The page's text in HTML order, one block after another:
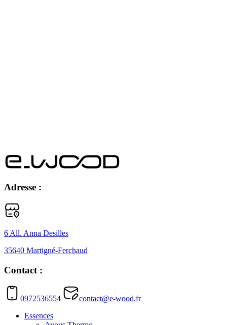
Adresse :
6 All. Anna Desilles
35640 Martigné-Ferchaud
Contact :
0972536554
contact@e-wood.fr
Essences